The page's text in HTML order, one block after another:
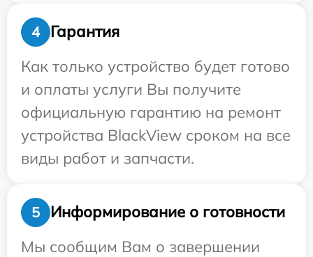
4
Гарантия
Как только устройство будет готово
и оплаты услуги Вы получите
официальную гарантию на ремонт
устройства BlackView сроком на все
виды работ и запчасти.
5
Информирование о готовности
Мы сообщим Вам о завершении